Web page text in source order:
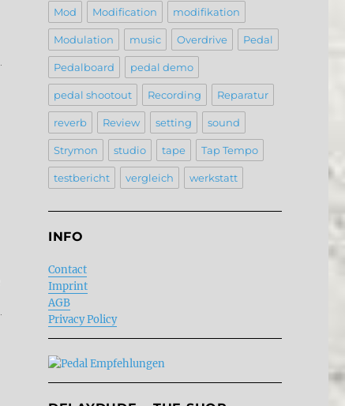
Mod Modification modifikation
Modulation music Overdrive Pedal
Pedalboard pedal demo
pedal shootout Recording Reparatur
reverb Review setting sound
Strymon studio tape Tap Tempo
testbericht vergleich werkstatt
INFO
Contact
Imprint
AGB
Privacy Policy